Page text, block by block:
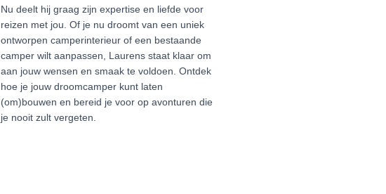
Nu deelt hij graag zijn expertise en liefde voor
reizen met jou. Of je nu droomt van een uniek
ontworpen camperinterieur of een bestaande
camper wilt aanpassen, Laurens staat klaar om
aan jouw wensen en smaak te voldoen. Ontdek
hoe je jouw droomcamper kunt laten
(om)bouwen en bereid je voor op avonturen die
je nooit zult vergeten.